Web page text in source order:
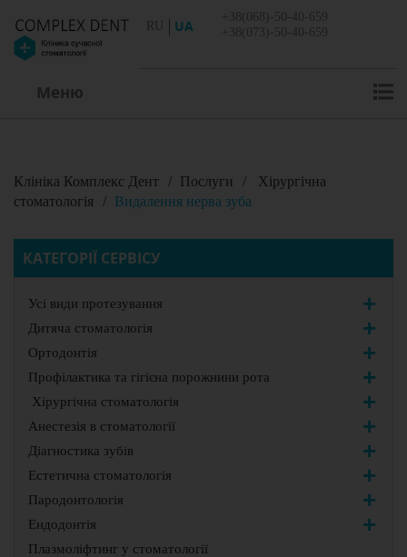
RU UA
+38(068)-50-40-659
+38(073)-50-40-659
Меню
Клініка Комплекс Дент / Послуги /
Хірургічна
стоматологія
/ Видалення нерва зуба
КАТЕГОРІЇ СЕРВІСУ
Усі види протезування
Дитяча стоматологія
Ортодонтія
Профілактика та гігієна порожнини рота
Хірургічна стоматологія
Анестезія в стоматології
Діагностика зубів
Естетична стоматологія
Пародонтологія
Ендодонтія
Плазмоліфтинг у стоматології